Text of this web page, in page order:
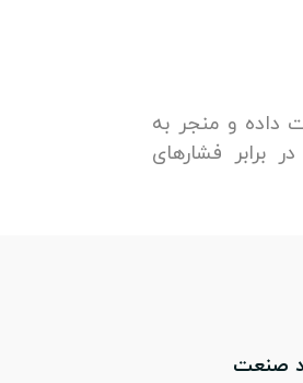
داده و منجر به
برابر فشارهای
صنعت